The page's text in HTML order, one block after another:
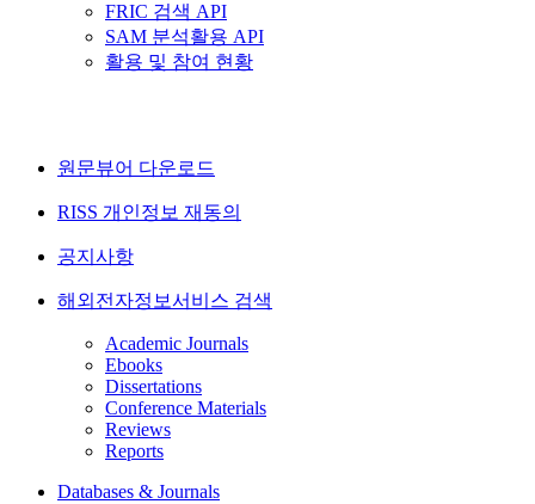
FRIC 검색 API
SAM 분석활용 API
활용 및 참여 현황
원문뷰어 다운로드
RISS 개인정보 재동의
공지사항
해외전자정보서비스 검색
Academic Journals
Ebooks
Dissertations
Conference Materials
Reviews
Reports
Databases & Journals